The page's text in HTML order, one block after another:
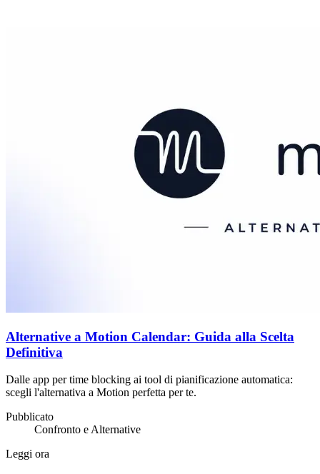
Alternative a Motion Calendar: Guida alla Scelta
Definitiva
Dalle app per time blocking ai tool di pianificazione automatica:
scegli l'alternativa a Motion perfetta per te.
Pubblicato
Confronto e Alternative
Leggi ora